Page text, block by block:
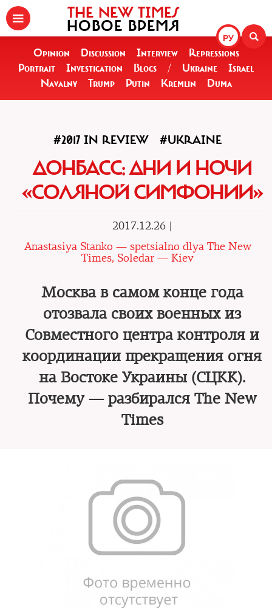
РУ
THE NEW TIMES
НОВОЕ ВРЕМЯ
Opinion Discussion Interview
Repressions
Portrait
Investigation Blogs / Ukraine
Israel
Navalny
Trump Putin Kremlin Duma
#2017 IN REVIEW #UKRAINE
ДОНБАСС: ДНИ И НОЧИ
«СОЛЯНОЙ СИМФОНИИ»
2017.12.26 |
Anastasiya Stanko — spetsialno dlya The New
Times, Soledar — Kiev
Москва в самом конце года
отозвала своих военных из
Совместного центра контроля и
координации прекращения огня
на Востоке Украины (СЦКК).
Почему — разбирался The New
Times